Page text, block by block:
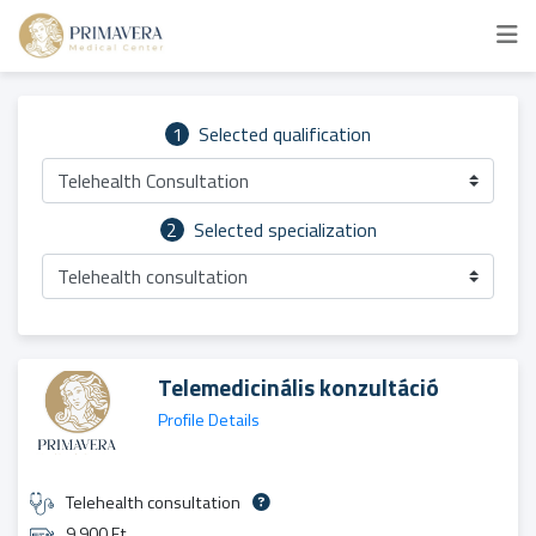
1 Selected qualification
Telehealth Consultation
2
Selected specialization
Telehealth consultation
Telemedicinális konzultáció
Profile Details
Telehealth consultation